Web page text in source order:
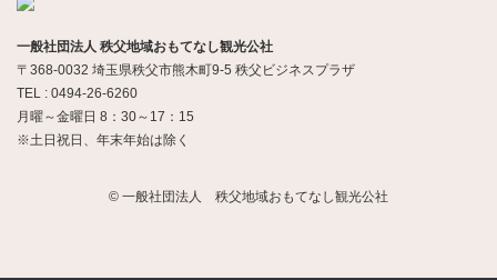
一般社団法人 秩父地域おもてなし観光公社
〒368-0032 埼玉県秩父市熊木町9-5 秩父ビジネスプラザ
TEL : 0494-26-6260
月曜～金曜日 8：30～17：15
※土日祝日、年末年始は除く
© 一般社団法人 秩父地域おもてなし観光公社